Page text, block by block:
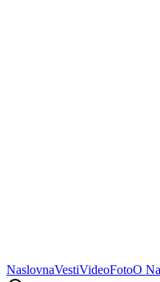
NaslovnaVestiVideoFotoO